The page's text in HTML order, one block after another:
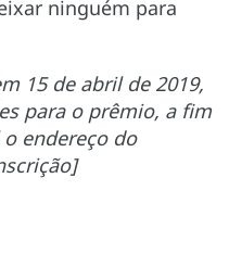
ninguém para
15 de abril de 2019,
para o prêmio, a fim
o endereço do
]